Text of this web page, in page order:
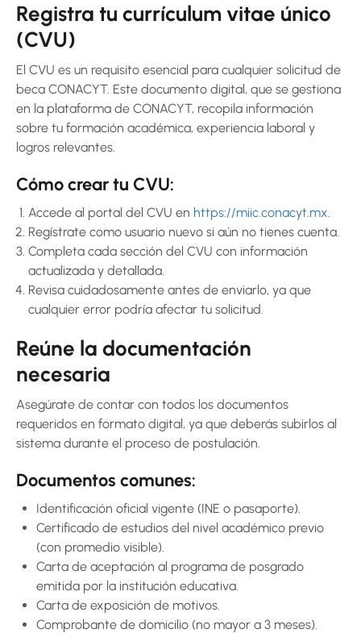
Registra tu currículum vitae único
(CVU)
El CVU es un requisito esencial para cualquier solicitud de
beca CONACYT. Este documento digital, que se gestiona
en la plataforma de CONACYT, recopila información
sobre tu formación académica, experiencia laboral y
logros relevantes.
Cómo crear tu CVU:
Accede al portal del CVU en https://miic.conacyt.mx.
Regístrate como usuario nuevo si aún no tienes cuenta.
Completa cada sección del CVU con información
actualizada y detallada.
Revisa cuidadosamente antes de enviarlo, ya que
cualquier error podría afectar tu solicitud.
Reúne la documentación
necesaria
Asegúrate de contar con todos los documentos
requeridos en formato digital, ya que deberás subirlos al
sistema durante el proceso de postulación.
Documentos comunes:
Identificación oficial vigente (INE o pasaporte).
Certificado de estudios del nivel académico previo
(con promedio visible).
Carta de aceptación al programa de posgrado
emitida por la institución educativa.
Carta de exposición de motivos.
Comprobante de domicilio (no mayor a 3 meses).